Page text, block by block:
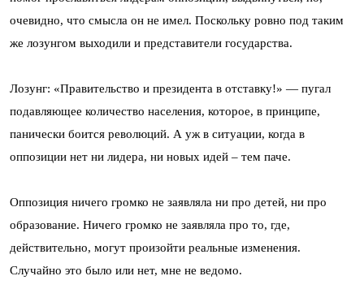
очевидно, что смысла он не имел. Поскольку ровно под таким
же лозунгом выходили и представители государства.
Лозунг: «Правительство и президента в отставку!» — пугал
подавляющее количество населения, которое, в принципе,
панически боится революций. А уж в ситуации, когда в
оппозиции нет ни лидера, ни новых идей – тем паче.
Оппозиция ничего громко не заявляла ни про детей, ни про
образование. Ничего громко не заявляла про то, где,
действительно, могут произойти реальные изменения.
Случайно это было или нет, мне не ведомо.